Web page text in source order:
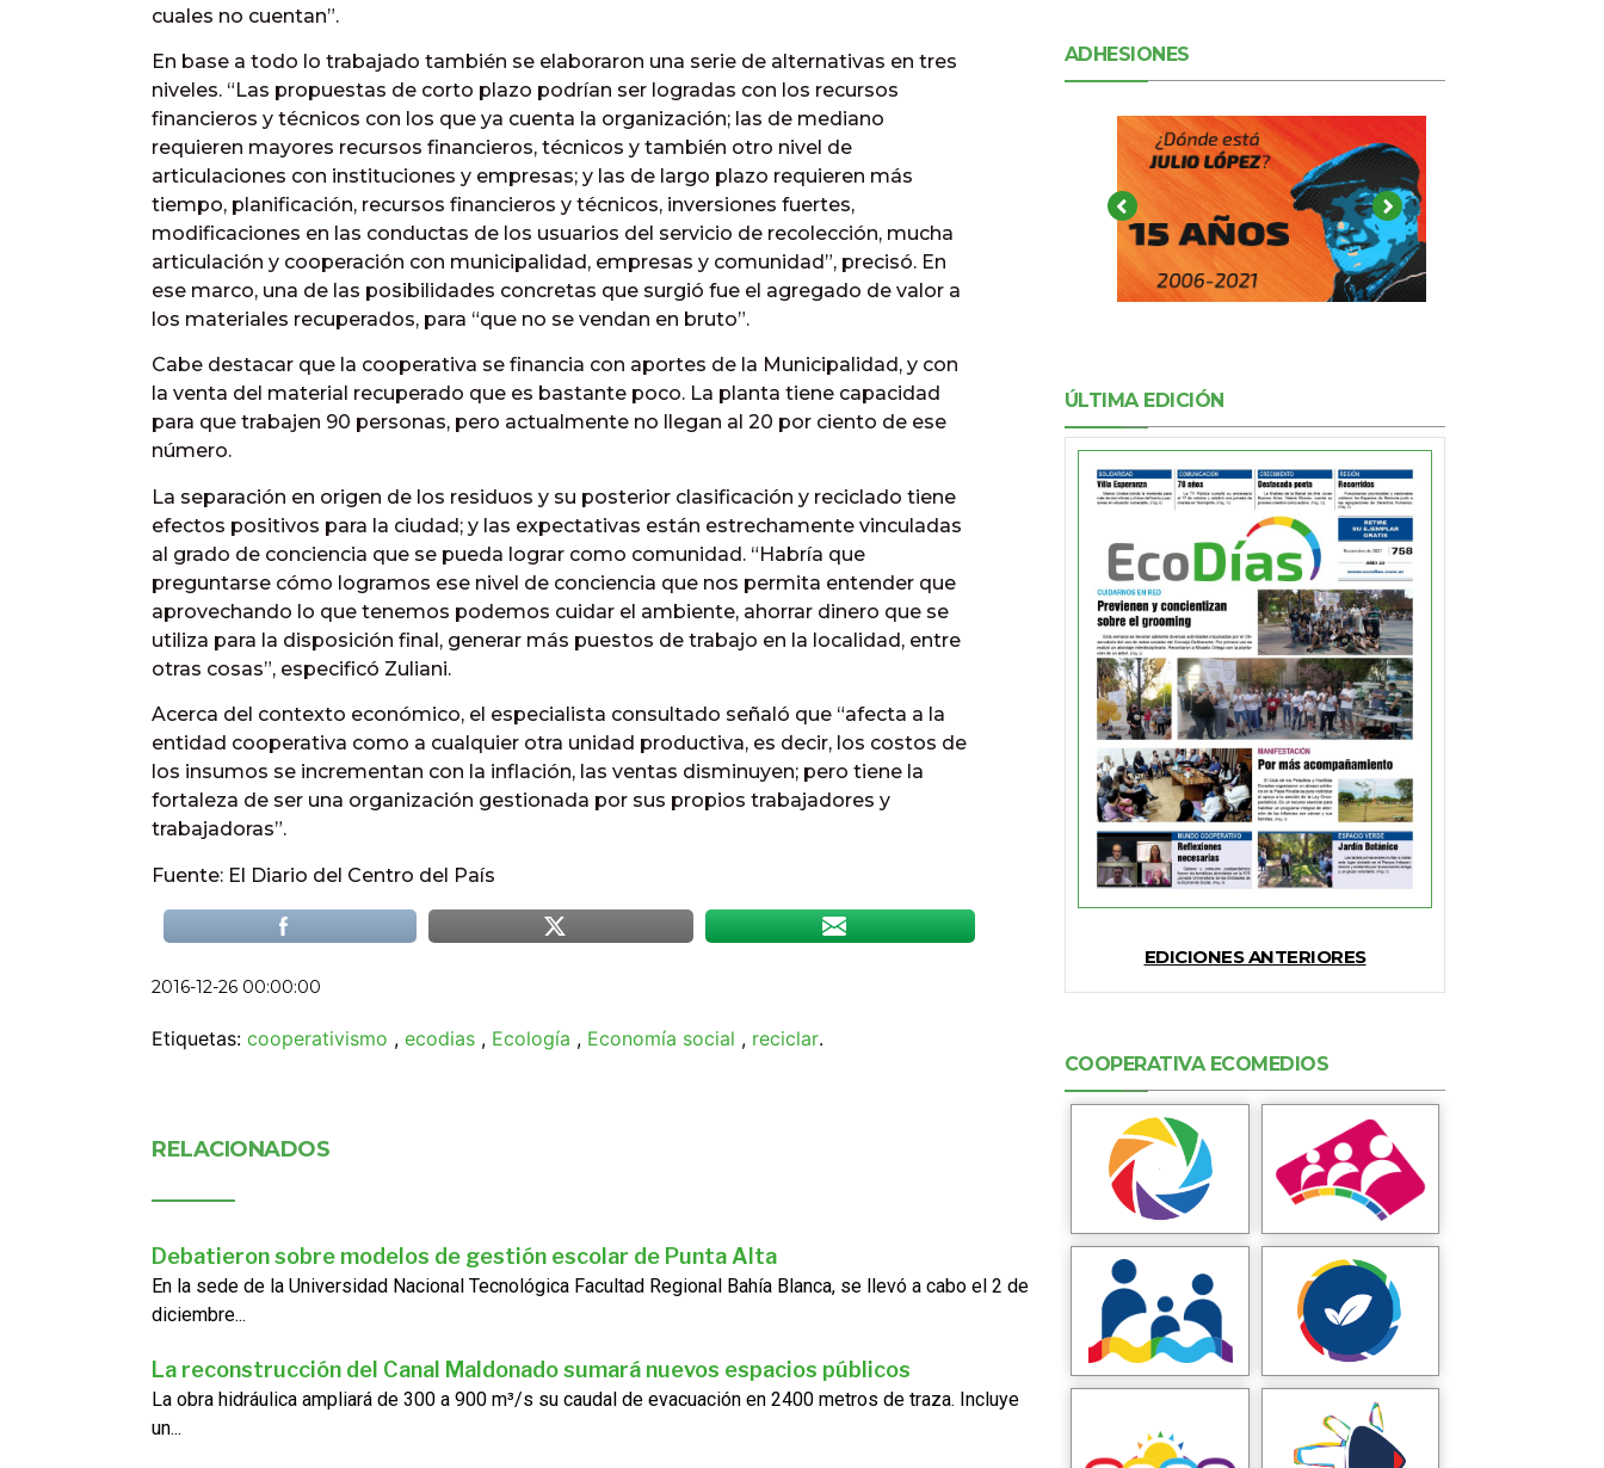
cuales no cuentan”.
En base a todo lo trabajado también se elaboraron una serie de alternativas en tres
niveles. “Las propuestas de corto plazo podrían ser logradas con los recursos
financieros y técnicos con los que ya cuenta la organización; las de mediano
requieren mayores recursos financieros, técnicos y también otro nivel de
articulaciones con instituciones y empresas; y las de largo plazo requieren más
tiempo, planificación, recursos financieros y técnicos, inversiones fuertes,
modificaciones en las conductas de los usuarios del servicio de recolección, mucha
articulación y cooperación con municipalidad, empresas y comunidad”, precisó. En
ese marco, una de las posibilidades concretas que surgió fue el agregado de valor a
los materiales recuperados, para “que no se vendan en bruto”.
Cabe destacar que la cooperativa se financia con aportes de la Municipalidad, y con
la venta del material recuperado que es bastante poco. La planta tiene capacidad
para que trabajen 90 personas, pero actualmente no llegan al 20 por ciento de ese
número.
La separación en origen de los residuos y su posterior clasificación y reciclado tiene
efectos positivos para la ciudad; y las expectativas están estrechamente vinculadas
al grado de conciencia que se pueda lograr como comunidad. “Habría que
preguntarse cómo logramos ese nivel de conciencia que nos permita entender que
aprovechando lo que tenemos podemos cuidar el ambiente, ahorrar dinero que se
utiliza para la disposición final, generar más puestos de trabajo en la localidad, entre
otras cosas”, especificó Zuliani.
Acerca del contexto económico, el especialista consultado señaló que “afecta a la
entidad cooperativa como a cualquier otra unidad productiva, es decir, los costos de
los insumos se incrementan con la inflación, las ventas disminuyen; pero tiene la
fortaleza de ser una organización gestionada por sus propios trabajadores y
trabajadoras”.
Fuente: El Diario del Centro del País
2016-12-26 00:00:00
Etiquetas: cooperativismo , ecodias , Ecología , Economía social , reciclar.
RELACIONADOS
Debatieron sobre modelos de gestión escolar de Punta Alta
En la sede de la Universidad Nacional Tecnológica Facultad Regional Bahía Blanca, se llevó a cabo el 2 de
diciembre...
La reconstrucción del Canal Maldonado sumará nuevos espacios públicos
La obra hidráulica ampliará de 300 a 900 m³/s su caudal de evacuación en 2400 metros de traza. Incluye
un...
ADHESIONES
ÚLTIMA EDICIÓN
EDICIONES ANTERIORES
COOPERATIVA ECOMEDIOS